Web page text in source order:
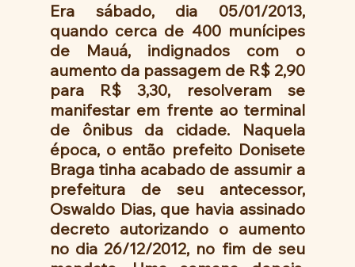
Era sábado, dia 05/01/2013,
quando cerca de 400 munícipes
de Mauá, indignados com o
aumento da passagem de R$ 2,90
para R$ 3,30, resolveram se
manifestar em frente ao terminal
de ônibus da cidade. Naquela
época, o então prefeito Donisete
Braga tinha acabado de assumir a
prefeitura de seu antecessor,
Oswaldo Dias, que havia assinado
decreto autorizando o aumento
no dia 26/12/2012, no fim de seu